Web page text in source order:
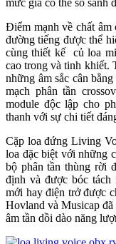
mức giá có thể so sánh
Điểm mạnh về chất
đường tiếng được thể
cùng thiết kế củ loa
cao trong và tinh khiết.
những âm sắc cân
mạch phân tần
module độc lập cho
thanh với sự chi tiết
Cặp loa đứng Living
loa đặc biệt với những
bộ phân tần thùng rời
định và được bóc tách
mới hay điện trở được
Hovland và Musicap
âm tần dồi dào năng